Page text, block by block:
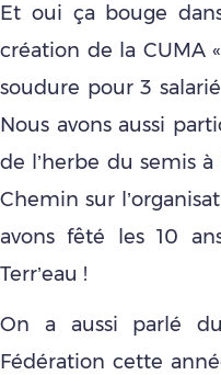
Et oui ça bouge
création de la CUMA
soudure pour 3
Nous avons aussi
de l’herbe du semis
Chemin sur
avons fêté les 10
Terr’eau !
On a aussi parlé
Fédération cette